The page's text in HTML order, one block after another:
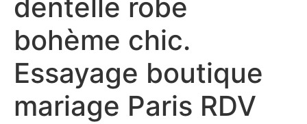
dentelle robe
bohème chic.
Essayage boutique
mariage Paris RDV